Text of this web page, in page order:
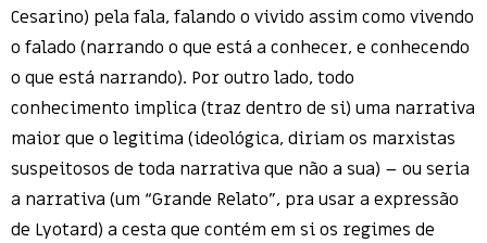
Cesarino) pela fala, falando o vivido assim como vivendo
o falado (narrando o que está a conhecer, e conhecendo
o que está narrando). Por outro lado, todo
conhecimento implica (traz dentro de si) uma narrativa
maior que o legitima (ideológica, diriam os marxistas
suspeitosos de toda narrativa que não a sua) – ou seria
a narrativa (um “Grande Relato”, pra usar a expressão
de Lyotard) a cesta que contém em si os regimes de